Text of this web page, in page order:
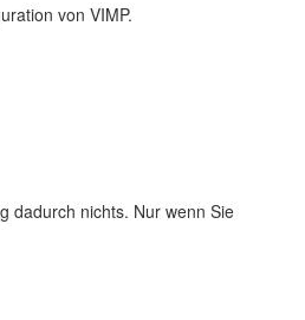
von VIMP.
dadurch nichts. Nur wenn Sie